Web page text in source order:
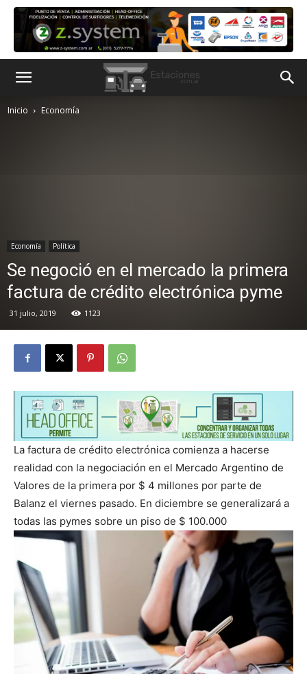
Inicio Economía
Economía Política
Se negoció en el mercado la primera
factura de crédito electrónica pyme
31 julio, 2019 1123
La factura de crédito electrónica comienza a hacerse
realidad con la negociación en el Mercado Argentino de
Valores de la primera por $ 4 millones por parte de
Balanz el viernes pasado. En diciembre se generalizará a
todas las pymes sobre un piso de $ 100.000